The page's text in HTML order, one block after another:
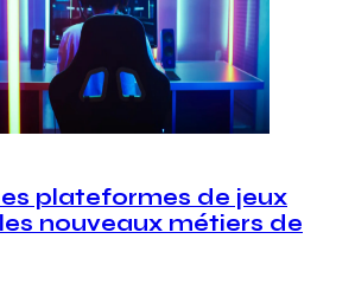
plateformes de jeux
nouveaux métiers de